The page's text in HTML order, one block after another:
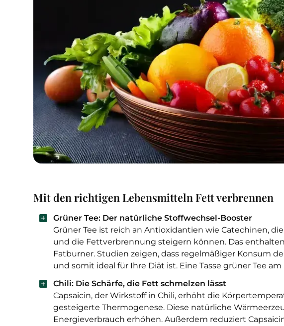
Mit den richtigen Lebensmitteln Fett verbrennen
Grüner Tee: Der natürliche Stoffwechsel-Booster
Grüner Tee ist reich an Antioxidantien wie Catechinen,
und die Fettverbrennung steigern können. Das
Fatburner. Studien zeigen, dass regelmäßiger Konsum
und somit ideal für Ihre Diät ist. Eine Tasse grüner Tee
Chili: Die Schärfe, die Fett schmelzen lässt
Capsaicin, der Wirkstoff in Chili, erhöht die
gesteigerte Thermogenese. Diese natürliche
Energieverbrauch erhöhen. Außerdem reduziert